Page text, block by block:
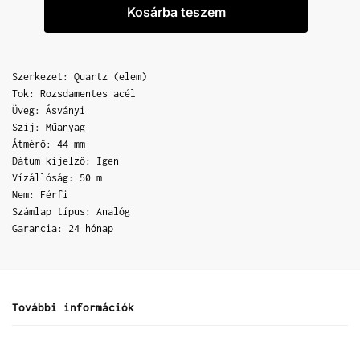
Kosárba teszem
Szerkezet: Quartz (elem)
Tok: Rozsdamentes acél
Üveg: Ásványi
Szíj: Műanyag
Átmérő: 44 mm
Dátum kijelző: Igen
Vízállóság: 50 m
Nem: Férfi
Számlap típus: Analóg
Garancia: 24 hónap
További információk